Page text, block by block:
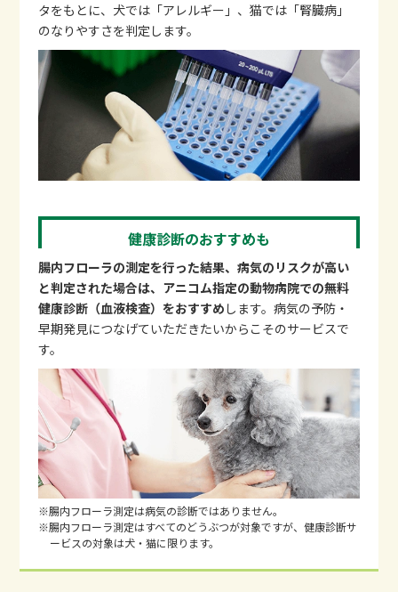
タをもとに、犬では「アレルギー」、猫では「腎臓病」
のなりやすさを判定します。
健康診断のおすすめも
腸内フローラの測定を行った結果、病気のリスクが高い
と判定された場合は、アニコム指定の動物病院での無料
健康診断（血液検査）をおすすめ します。病気の予防・
早期発見につなげていただきたいからこそのサービスで
す。
※腸内フローラ測定は病気の診断ではありません。
※腸内フローラ測定はすべてのどうぶつが対象ですが、健康診断サ
ービスの対象は犬・猫に限ります。